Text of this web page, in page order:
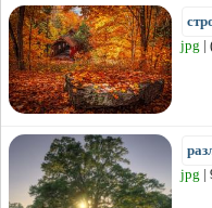
jpg |
jpg |